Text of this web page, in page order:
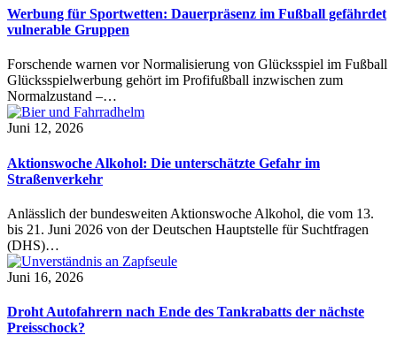
Werbung für Sportwetten: Dauerpräsenz im Fußball gefährdet
vulnerable Gruppen
Forschende warnen vor Normalisierung von Glücksspiel im Fußball
Glücksspielwerbung gehört im Profifußball inzwischen zum
Normalzustand –…
Juni 12, 2026
Aktionswoche Alkohol: Die unterschätzte Gefahr im
Straßenverkehr
Anlässlich der bundesweiten Aktionswoche Alkohol, die vom 13.
bis 21. Juni 2026 von der Deutschen Hauptstelle für Suchtfragen
(DHS)…
Juni 16, 2026
Droht Autofahrern nach Ende des Tankrabatts der nächste
Preisschock?